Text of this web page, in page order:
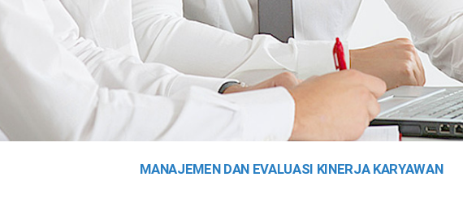
MANAJEMEN DAN EVALUASI KINERJA KARYAWAN